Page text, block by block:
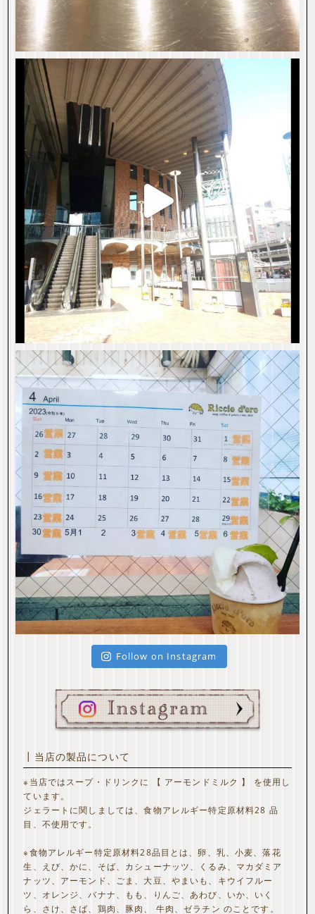
Follow on Instagram
┃当店の製品について
※当店ではスープ・ドリンクに 【 アーモンドミルク 】 を使用し
ています。
ジェラートに関しましては、食物アレルギー特定原材料28 品
目、不使用です。
※食物アレルギー特定原材料28品目とは、卵、乳、小麦、落花
生、えび、かに、そば、カシューナッツ、くるみ、マカダミア
ナッツ、アーモンド、ごま、大豆、やまいも、キウイフルー
ツ、オレンジ、バナナ、もも、りんご、あわび、いか、いく
ら、さけ、さば、鶏肉、豚肉、 牛肉、ゼラチン のことです。